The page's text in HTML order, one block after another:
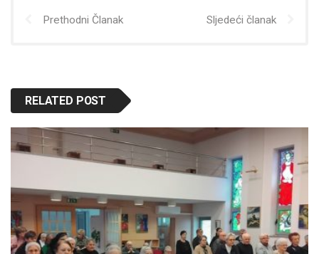
Prethodni Članak Sljedeći članak
RELATED POST